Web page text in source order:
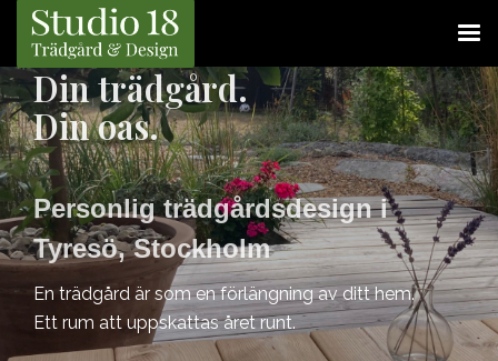
Din trädgård.
Din oas.
Personlig trädgårdsdesign i
Tyresö, Stockholm
En trädgård är som en förlängning av ditt hem.
Ett rum att uppskattas året runt.